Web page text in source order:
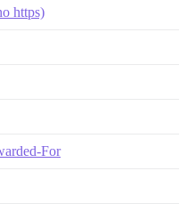
https)
For